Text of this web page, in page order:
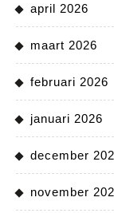
april 2026
maart 2026
februari 2026
januari 2026
december
november